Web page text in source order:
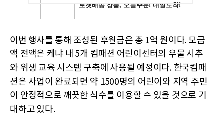
이번 행사를 통해 조성된 후원금은 총 1억 원이다. 모금
액 전액은 케냐 내 5개 컴패션 어린이센터의 우물 시추
와 위생 교육 시스템 구축에 사용될 예정이다. 한국컴패
션은 사업이 완료되면 약 1500명의 어린이와 지역 주민
이 안정적으로 깨끗한 식수를 이용할 수 있을 것으로 기
대하고 있다.